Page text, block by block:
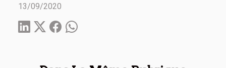
13/09/2020